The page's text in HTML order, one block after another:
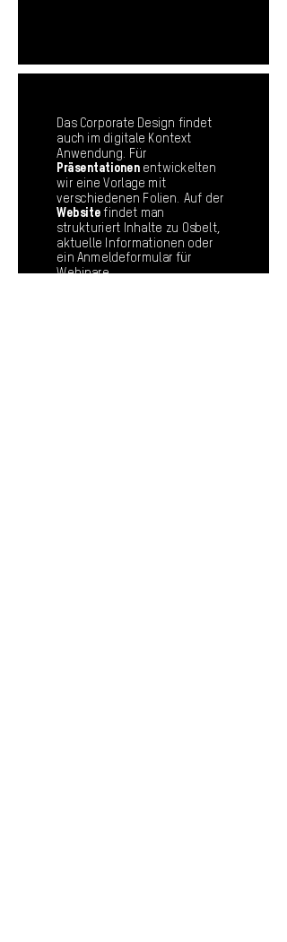
Das Corporate Design findet
auch im digitale Kontext
Anwendung. Für
Präsentationen entwickelten
wir eine Vorlage mit
verschiedenen Folien. Auf der
Website findet man
strukturiert Inhalte zu Osbelt,
aktuelle Informationen oder
ein Anmeldeformular für
Webinare.